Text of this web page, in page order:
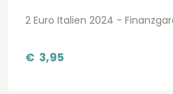
2 Euro Italien 2024 -
€ 3,95